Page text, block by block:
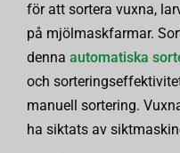
för att sortera vuxna,
på mjölmaskfarmar.
denna automatiska
och
manuell sortering.
ha siktats av